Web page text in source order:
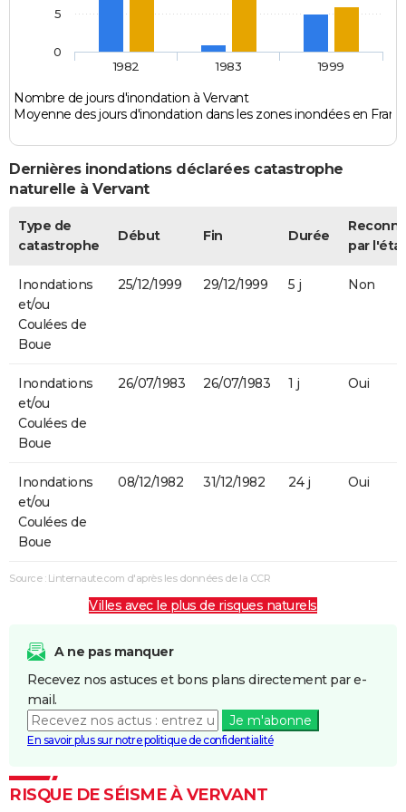
Nombre de jours d'inondation à Vervant
Moyenne des jours d'inondation dans les zones inondées en
1982 1983 1999
0
5
Dernières inondations déclarées catastrophe
naturelle à Vervant
Type de
catastrophe
Début Fin Durée
par l'état
Inondations
et/ou
Coulées de
Boue
25/12/1999 29/12/1999 5 j Non
Inondations
et/ou
Coulées de
Boue
26/07/1983 26/07/1983 1 j Oui
Inondations
et/ou
Coulées de
Boue
08/12/1982 31/12/1982 24 j Oui
Source : Linternaute.com d'après les données de la CCR
Villes avec le plus de risques naturels
A ne pas manquer
Recevez nos astuces et bons plans directement par e-
mail.
Je m'abonne
En savoir plus sur notre politique de confidentialité
RISQUE DE SÉISME À VERVANT